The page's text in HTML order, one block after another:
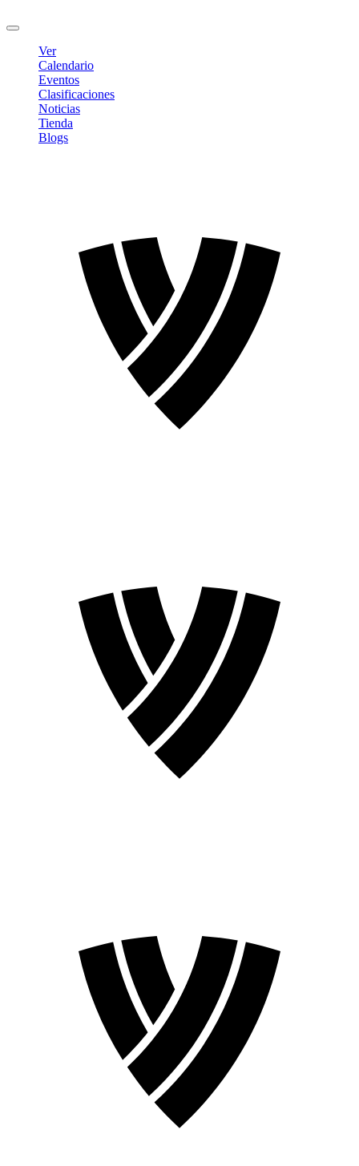
Ver
Calendario
Eventos
Clasificaciones
Noticias
Tienda
Blogs